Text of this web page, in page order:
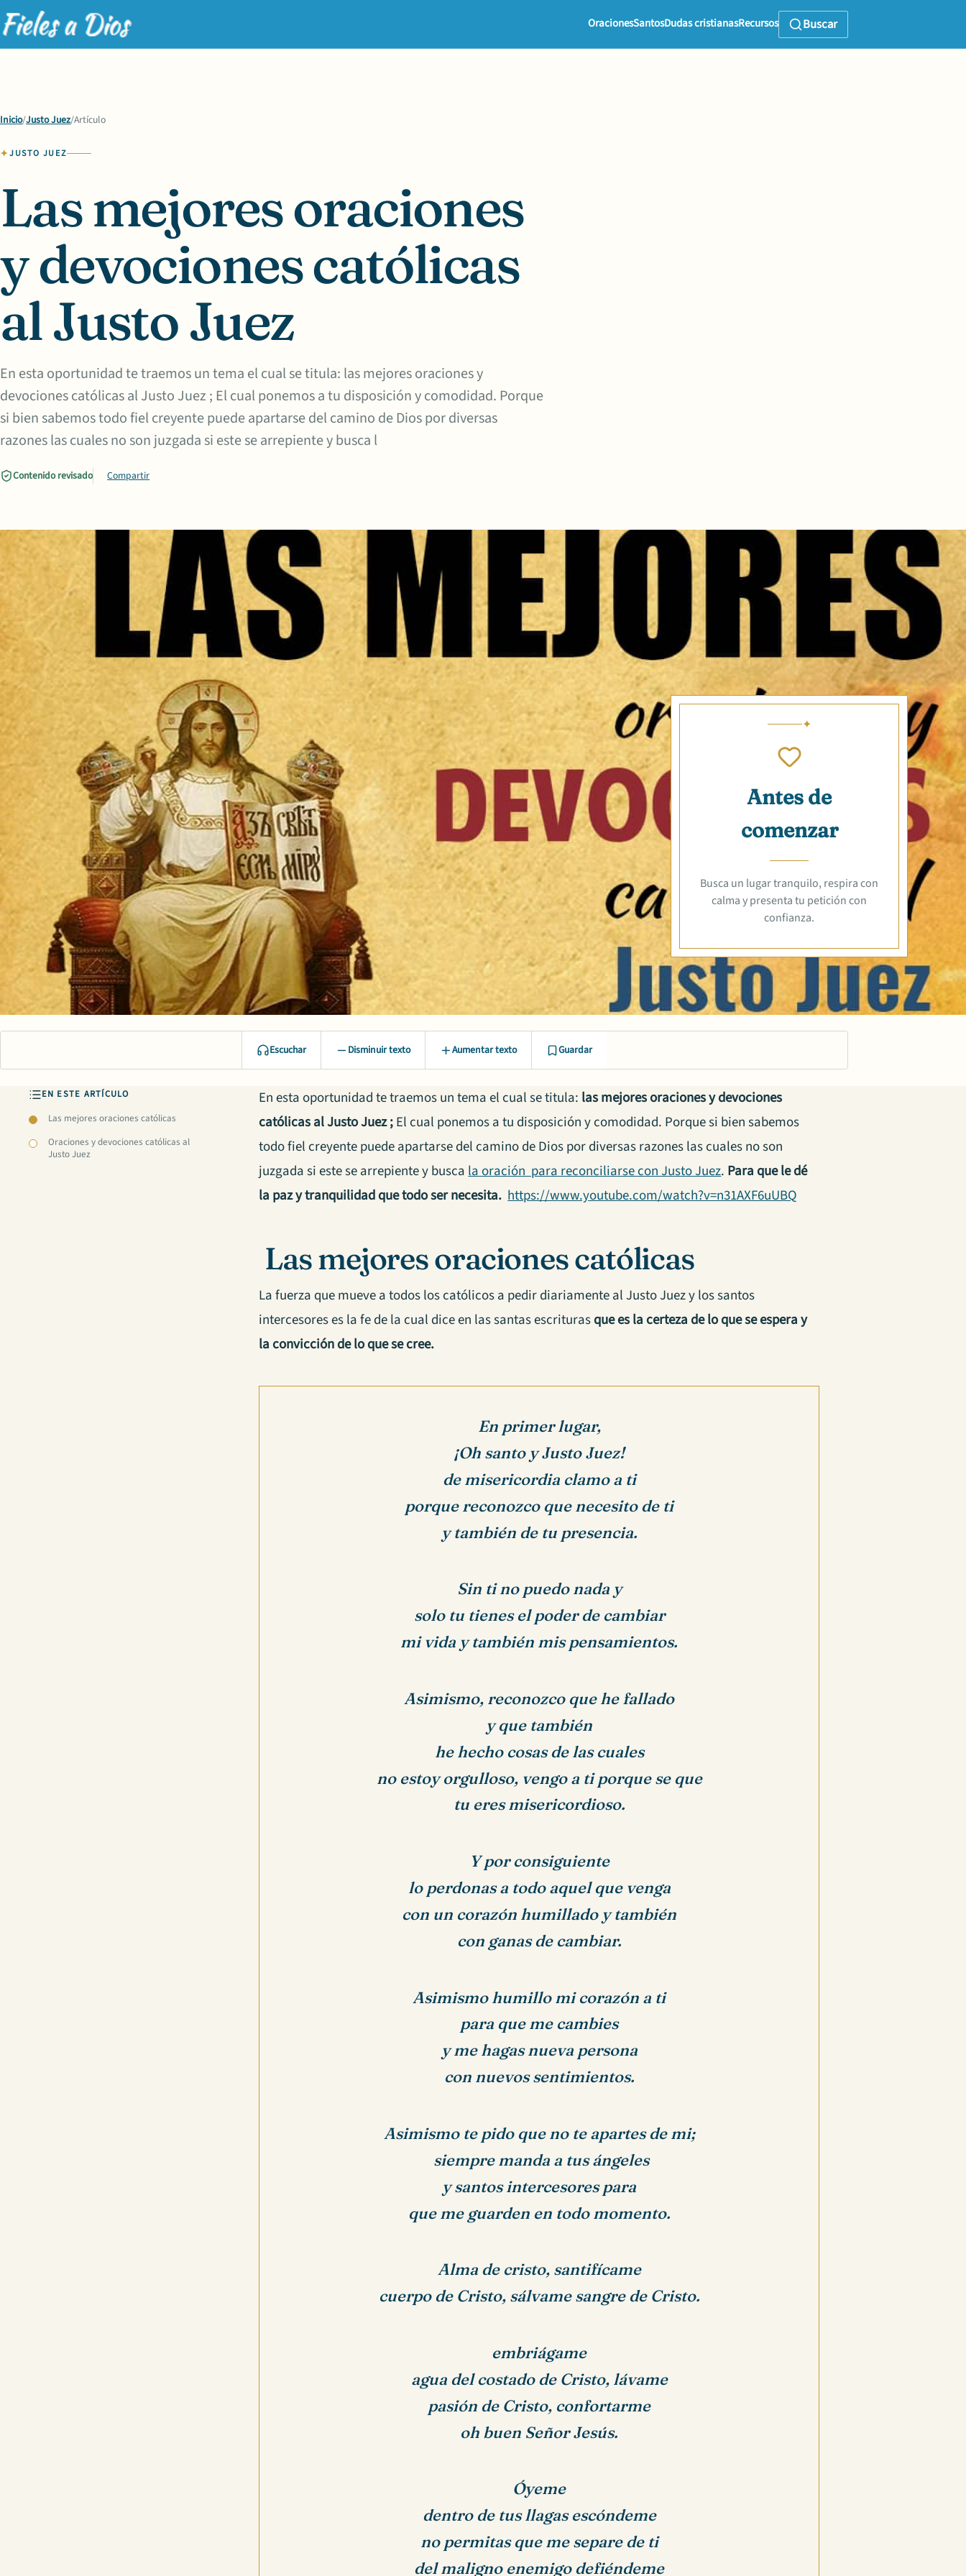
OracionesSantosDudas cristianasRecursos Buscar
Inicio/Justo Juez/Artículo
JUSTO JUEZ
Las mejores oraciones
y devociones católicas
al Justo Juez
En esta oportunidad te traemos un tema el cual se titula: las mejores oraciones y
devociones católicas al Justo Juez ; El cual ponemos a tu disposición y comodidad. Porque
si bien sabemos todo fiel creyente puede apartarse del camino de Dios por diversas
razones las cuales no son juzgada si este se arrepiente y busca l
Contenido revisado Compartir
Antes de
comenzar
Busca un lugar tranquilo, respira con
calma y presenta tu petición con
confianza.
Escuchar Disminuir texto Aumentar texto Guardar
EN ESTE ARTÍCULO
Las mejores oraciones católicas
Oraciones y devociones católicas al
Justo Juez
En esta oportunidad te traemos un tema el cual se titula: las mejores oraciones y devociones
católicas al Justo Juez ;El cual ponemos a tu disposición y comodidad. Porque si bien sabemos
todo fiel creyente puede apartarse del camino de Dios por diversas razones las cuales no son
juzgada si este se arrepiente y buscala oración para reconciliarse con Justo Juez. Para que le dé
la paz y tranquilidad que todo ser necesita. https://www.youtube.com/watch?v=n31AXF6uUBQ
Las mejores oraciones católicas
La fuerza que mueve a todos los católicos a pedir diariamente al Justo Juez y los santos
intercesores es la fe de la cual dice en las santas escriturasque es la certeza de lo que se espera y
la convicción de lo que se cree.
En primer lugar,
¡Oh santo y Justo Juez!
de misericordia clamo a ti
porque reconozco que necesito de ti
y también de tu presencia.
Sin ti no puedo nada y
solo tu tienes el poder de cambiar
mi vida y también mis pensamientos.
Asimismo, reconozco que he fallado
y que también
he hecho cosas de las cuales
no estoy orgulloso, vengo a ti porque se que
tu eres misericordioso.
Y por consiguiente
lo perdonas a todo aquel que venga
con un corazón humillado y también
con ganas de cambiar.
Asimismo humillo mi corazón a ti
para que me cambies
y me hagas nueva persona
con nuevos sentimientos.
Asimismo te pido que no te apartes de mi;
siempre manda a tus ángeles
y santos intercesores para
que me guarden en todo momento.
Alma de cristo, santifícame
cuerpo de Cristo, sálvame sangre de Cristo.
embriágame
agua del costado de Cristo, lávame
pasión de Cristo, confortarme
oh buen Señor Jesús.
Óyeme
dentro de tus llagas escóndeme
no permitas que me separe de ti
del maligno enemigo defiéndeme